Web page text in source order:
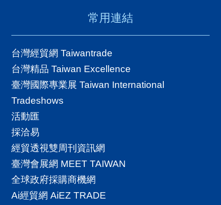
常用連結
台灣經貿網 Taiwantrade
台灣精品 Taiwan Excellence
臺灣國際專業展 Taiwan International
Tradeshows
活動匯
採洽易
經貿透視雙周刊資訊網
臺灣會展網 MEET TAIWAN
全球政府採購商機網
Ai經貿網 AiEZ TRADE